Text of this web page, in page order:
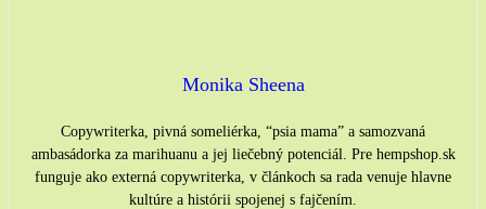
Monika Sheena
Copywriterka, pivná someliérka, “psia mama” a samozvaná
ambasádorka za marihuanu a jej liečebný potenciál. Pre hempshop.sk
funguje ako externá copywriterka, v článkoch sa rada venuje hlavne
kultúre a histórii spojenej s fajčením.